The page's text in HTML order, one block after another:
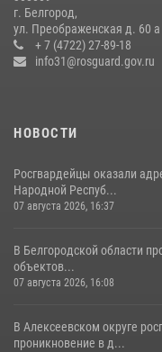
Белгородские
кражи из магазина
14 июля 2026, 07:13
г. Белгород,
ул. Преображенская д. 60 а
+ 7 (4722) 27-89-18
info31@rosguard.gov.ru
НОВОСТИ
Росгвардейцы оказали
Народной Респуб...
07 августа 2026, 16:37
В Белгородской области
объектов...
07 августа 2026, 16:08
В Алексеевском округе
проникновение в д...